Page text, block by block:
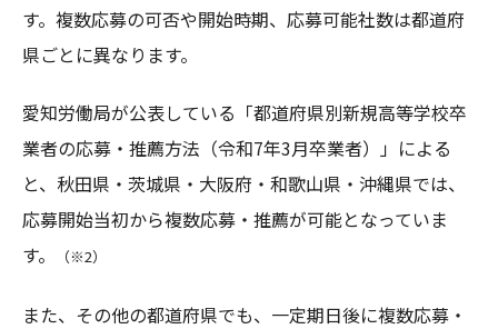
す。複数応募の可否や開始時期、応募可能社数は都道府
県ごとに異なります。
愛知労働局が公表している「都道府県別新規高等学校卒
業者の応募・推薦方法（令和7年3月卒業者）」による
と、秋田県・茨城県・大阪府・和歌山県・沖縄県では、
応募開始当初から複数応募・推薦が可能となっていま
す。
（※2）
また、その他の都道府県でも、一定期日後に複数応募・